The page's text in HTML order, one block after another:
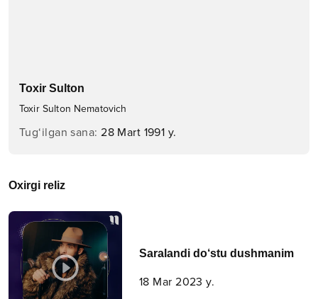
Toxir Sulton
Toxir Sulton Nematovich
Tug‘ilgan sana:28 Mart 1991 y.
Oxirgi reliz
Saralandi do‘stu dushmanim
18 Mar 2023 y.